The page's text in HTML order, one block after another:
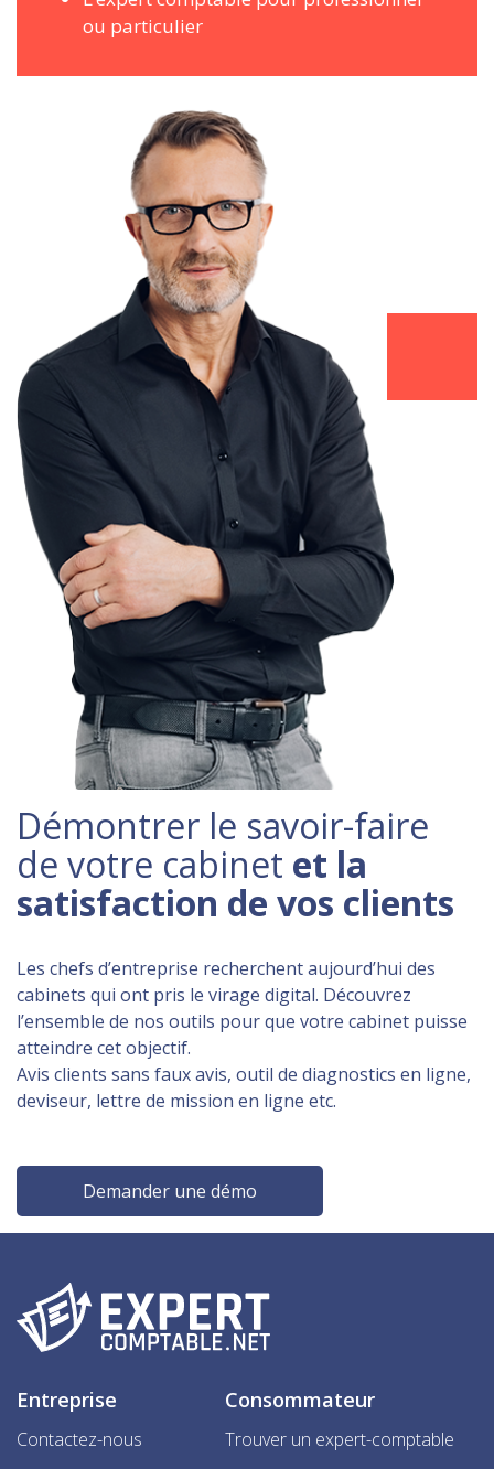
ou particulier
Démontrer le savoir-faire
de votre cabinet et la
satisfaction de vos clients
Les chefs d’entreprise recherchent aujourd’hui des
cabinets qui ont pris le virage digital. Découvrez
l’ensemble de nos outils pour que votre cabinet puisse
atteindre cet objectif.
Avis clients sans faux avis, outil de diagnostics en ligne,
deviseur, lettre de mission en ligne etc.
Demander une démo
Entreprise
Contactez-nous
Consommateur
Trouver un expert-comptable